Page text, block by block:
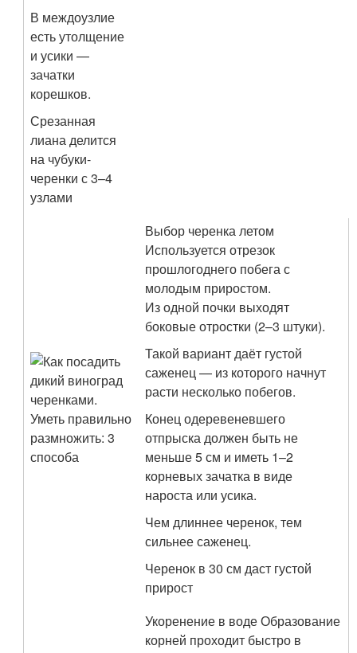
В междоузлие
есть утолщение
и усики —
зачатки
корешков.
Срезанная
лиана делится
на чубуки-
черенки с 3–4
узлами
Выбор черенка летом
Используется отрезок
прошлогоднего побега с
молодым приростом.
Из одной почки выходят
боковые отростки (2–3 штуки).
Такой вариант даёт густой
саженец — из которого начнут
расти несколько побегов.
Конец одеревеневшего
отпрыска должен быть не
меньше 5 см и иметь 1–2
корневых зачатка в виде
нароста или усика.
Чем длиннее черенок, тем
сильнее саженец.
Черенок в 30 см даст густой
прирост
Укоренение в воде Образование
корней проходит быстро в